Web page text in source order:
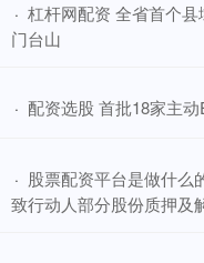
· 杠杆网配资 全省首个
门台山
· 配资选股 首批18家主
· 股票配资平台是做什么
致行动人部分股份质押及